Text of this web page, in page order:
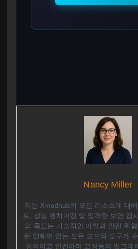
Nancy Miller
저는 Xmodhub의 모든 리소스에 대
트, 성능 벤치마킹 및 엄격한 보안 검
의 목표는 기술적인 마찰과 안전 위
된 맬웨어 없는 모든 모드와 도구가
정적이고 안전하며 고성능의 업그레